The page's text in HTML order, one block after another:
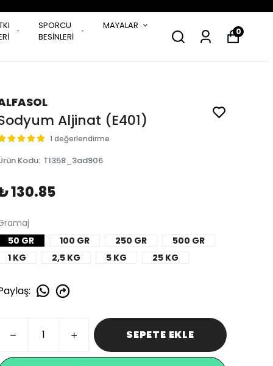
SPORCU
BESİNLERİ
MAYALAR
0
Aljinat (E401)
1 değerlendirme
Kodu: T1358_3ad906
130.85
50 GR
100 GR 250 GR
500 GR
1 KG
2,5 KG 5 KG 25 KG
:
SEPETE EKLE